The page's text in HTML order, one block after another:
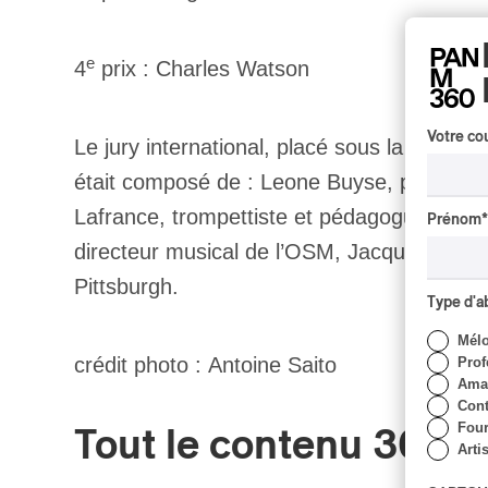
4e prix : Charles Watson
Le jury international, placé sous la
était composé de : Leone Buyse,
Lafrance, trompettiste et pédagogue,
directeur musical de l’OSM, Jacques
Pittsburgh.
crédit photo : Antoine Saito
Tout le contenu 360
Votre
Prénom*
Type